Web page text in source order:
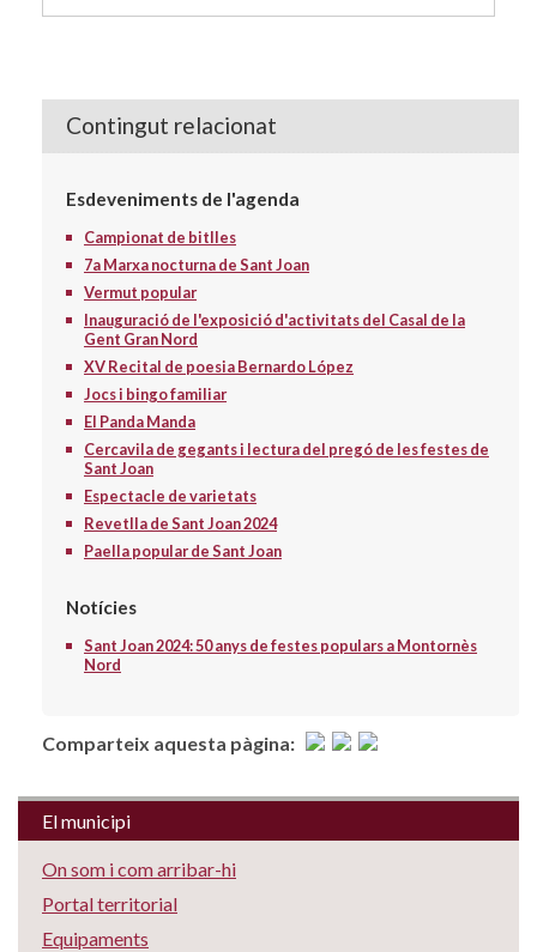
Contingut relacionat
Esdeveniments de l'agenda
Campionat de bitlles
7a Marxa nocturna de Sant Joan
Vermut popular
Inauguració de l'exposició d'activitats del Casal de la
Gent Gran Nord
XV Recital de poesia Bernardo López
Jocs i bingo familiar
El Panda Manda
Cercavila de gegants i lectura del pregó de les festes de
Sant Joan
Espectacle de varietats
Revetlla de Sant Joan 2024
Paella popular de Sant Joan
Notícies
Sant Joan 2024: 50 anys de festes populars a Montornès
Nord
Comparteix aquesta pàgina:
El municipi
On som i com arribar-hi
Portal territorial
Equipaments